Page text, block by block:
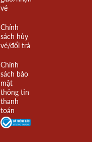
vé
Chính
sách hủy
vé/đổi trả
Chính
sách bảo
mật
thông tin
thanh
toán